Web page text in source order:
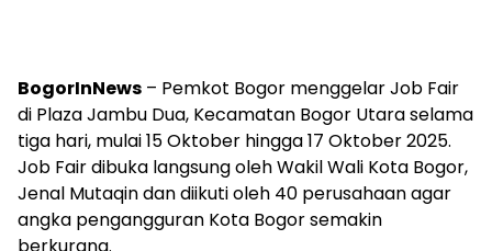
BogorInNews – Pemkot Bogor menggelar Job Fair
di Plaza Jambu Dua, Kecamatan Bogor Utara selama
tiga hari, mulai 15 Oktober hingga 17 Oktober 2025.
Job Fair dibuka langsung oleh Wakil Wali Kota Bogor,
Jenal Mutaqin dan diikuti oleh 40 perusahaan agar
angka pengangguran Kota Bogor semakin
berkurang.